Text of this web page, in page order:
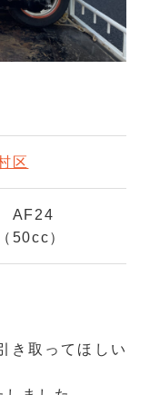
区
AF24
50cc）
き取ってほしい